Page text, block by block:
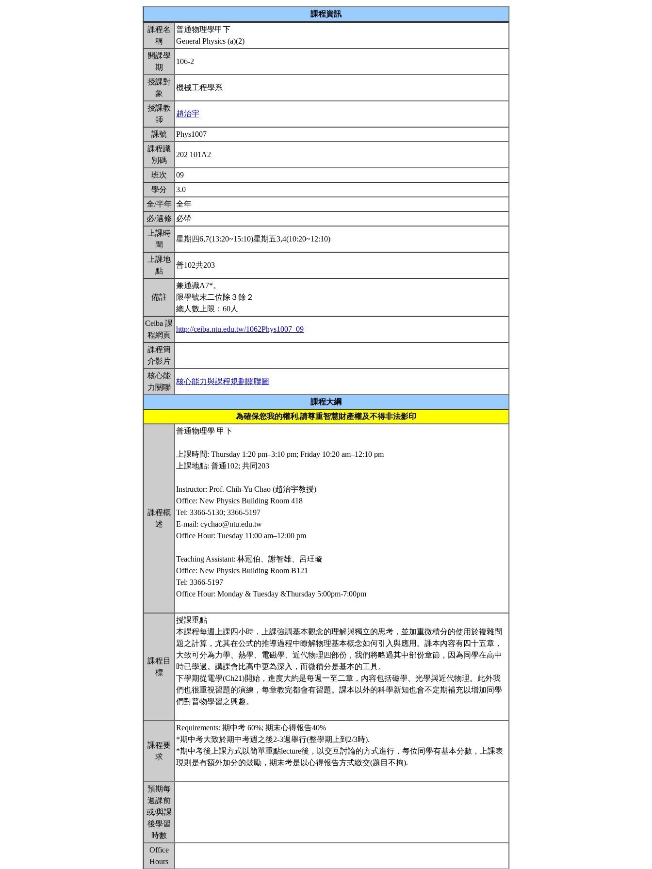
課程資訊
課程名
稱
普通物理學甲下
General Physics (a)(2)
開課學
期
106-2
授課對
象
機械工程學系
授課教
師
趙治宇
課號
Phys1007
課程識
別碼
202 101A2
班次
09
學分
3.0
全/半年 全年
必/選修
必帶
上課時
間
星期四6,7(13:20~15:10)星期五3,4(10:20~12:10)
上課地
點
普102共203
備註
兼通識A7*。
限學號末二位除３餘２
總人數上限：60人
Ceiba 課
程網頁
http://ceiba.ntu.edu.tw/1062Phys1007_09
課程簡
介影片
核心能
力關聯
核心能力與課程規劃關聯圖
課程大綱
為確保您我的權利,請尊重智慧財產權及不得非法影印
課程概
述
普通物理學 甲下
上課時間: Thursday 1:20 pm–3:10 pm; Friday 10:20 am–12:10 pm
上課地點: 普通102; 共同203
Instructor: Prof. Chih-Yu Chao (趙治宇教授)
Office: New Physics Building Room 418
Tel: 3366-5130; 3366-5197
E-mail: cychao@ntu.edu.tw
Office Hour: Tuesday 11:00 am–12:00 pm
Teaching Assistant: 林冠伯、謝智雄、呂玨璇
Office: New Physics Building Room B121
Tel: 3366-5197
Office Hour: Monday & Tuesday &Thursday 5:00pm-7:00pm
課程目
標
授課重點
本課程每週上課四小時，上課強調基本觀念的理解與獨立的思考，並加重微積分的使用於複雜問
題之計算，尤其在公式的推導過程中瞭解物理基本概念如何引入與應用。課本內容有四十五章，
大致可分為力學、熱學、電磁學、近代物理四部份，我們將略過其中部份章節，因為同學在高中
時已學過。講課會比高中更為深入，而微積分是基本的工具。
下學期從電學(Ch21)開始，進度大約是每週一至二章，內容包括磁學、光學與近代物理。此外我
們也很重視習題的演練，每章教完都會有習題。課本以外的科學新知也會不定期補充以增加同學
們對普物學習之興趣。
課程要
求
Requirements: 期中考 60%; 期末心得報告40%
*期中考大致於期中考週之後2-3週舉行(整學期上到2/3時).
*期中考後上課方式以簡單重點lecture後，以交互討論的方式進行，每位同學有基本分數，上課表
現則是有額外加分的鼓勵，期末考是以心得報告方式繳交(題目不拘).
預期每
週課前
或/與課
後學習
時數
Office
Hours